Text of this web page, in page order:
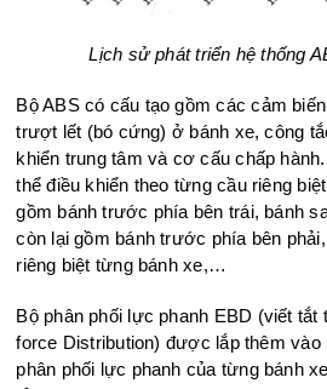
Lịch sử phát triển hệ thống
Bộ ABS có cấu tạo gồm các cảm
trượt lết (bó cứng) ở bánh xe, công
khiển trung tâm và cơ cấu chấp
thể điều khiển theo từng cầu riêng
gồm bánh trước phía bên trái, bánh
còn lại gồm bánh trước phía bên
riêng biệt từng bánh xe,…
Bộ phân phối lực phanh EBD (viết
force Distribution) được lắp thêm vào
phân phối lực phanh của từng bánh